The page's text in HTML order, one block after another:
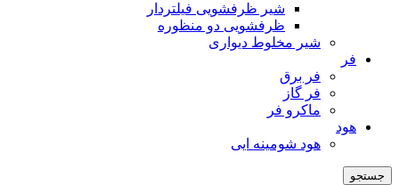
شیر ظرفشویی فیلتردار
ظرفشویی دو منظوره
شیر مخلوط دیواری
فر
فر برق
فر گاز
ماكرو فر
هود
هود شومینه ایی
جستجو